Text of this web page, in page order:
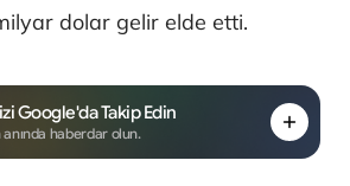
dolar gelir elde etti.
Google'da Takip Edin
haberdar olun.